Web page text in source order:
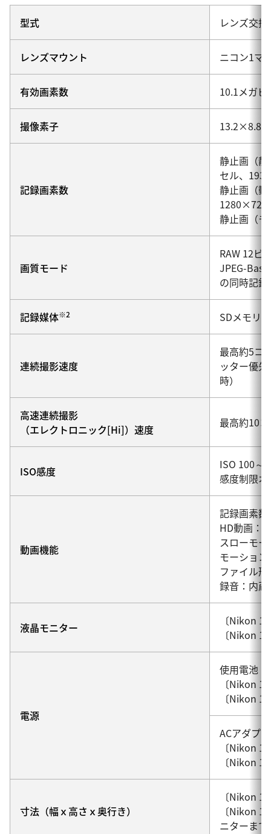
型式 レンズ交
レンズマウント ニコン1マ
有効画素数 10.1メガピ
撮像素子
記録画素数
静止画（
セル、
静止画（
1280×720
静止画（
画質モード
RAW 12ビ
JPEG-
の同時記録
記録媒体※2 SDメモリ
連続撮影速度
最高約5コ
ッター優
時）
高速連続撮影
（エレクトロニック[Hi]）速度
最高約10
ISO感度
ISO 100～
感度制限
動画機能
記録画素
HD動画：
スローモ
モーショ
ファイル
録音：内
液晶モニター
〔Nikon
〔Nikon
電源
使用電池：
〔Nikon
〔Nikon
ACアダプ
〔Nikon
〔Nikon
寸法（幅ｘ高さｘ奥行き）
〔Nikon
〔Nikon
ニターまで